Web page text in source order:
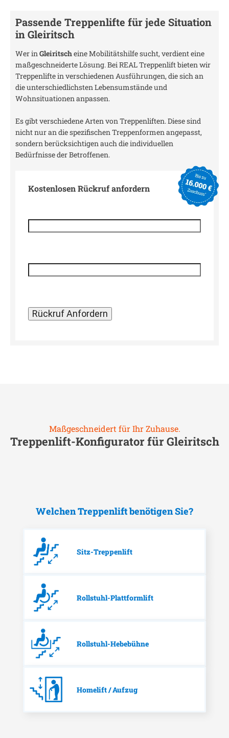
Passende Treppenlifte für jede Situation
inGleiritsch
Wer inGleiritscheine Mobilitätshilfe sucht, verdient eine
maßgeschneiderte Lösung. Bei REAL Treppenlift bieten wir
Treppenlifte in verschiedenen Ausführungen, die sich an
die unterschiedlichsten Lebensumstände und
Wohnsituationen anpassen.
Es gibt verschiedene Arten von Treppenliften. Diese sind
nicht nur an die spezifischen Treppenformen angepasst,
sondern berücksichtigen auch die individuellen
Bedürfnisse der Betroffenen.
Kostenlosen Rückruf anfordern
Maßgeschneidert für Ihr Zuhause.
Treppenlift-Konfigurator fürGleiritsch
Welchen Treppenlift benötigen Sie?
Sitz-Treppenlift
Rollstuhl-Plattformlift
Rollstuhl-Hebebühne
Homelift / Aufzug